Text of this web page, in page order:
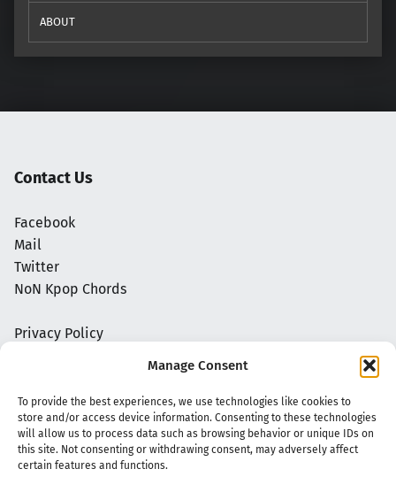
Manage Consent
To provide the best experiences, we use technologies like cookies to
store and/or access device information. Consenting to these technologies
will allow us to process data such as browsing behavior or unique IDs on
this site. Not consenting or withdrawing consent, may adversely affect
certain features and functions.
ABOUT
Contact Us
Facebook
Mail
Twitter
NoN Kpop Chords
Privacy Policy